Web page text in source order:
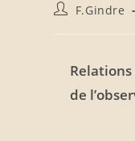
F.Gindre
de